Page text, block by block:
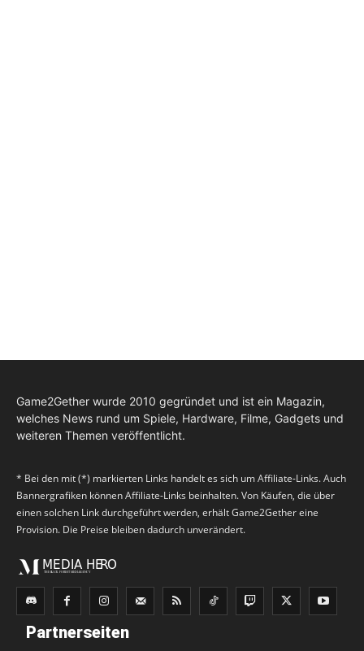
Game2Gether wurde 2010 gegründet und ist ein Magazin,
welches News rund um Spiele, Hardware, Filme, Gadgets und
weiteren Themen veröffentlicht.
* Bei den mit (*) markierten Links handelt es sich um Affiliate-Links. Auch
Bannergrafiken können Affiliate-Links beinhalten. Von Käufen, die über
einen solchen Link durchgeführt werden, erhält Game2Gether eine
Provision. Die Preise bleiben dadurch unverändert.
Partnerseiten